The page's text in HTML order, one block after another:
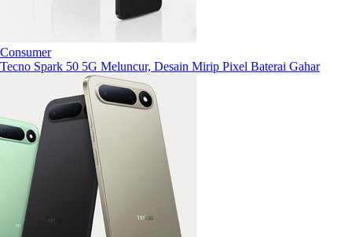
Consumer
Tecno Spark 50 5G Meluncur, Desain Mirip Pixel Baterai Gahar